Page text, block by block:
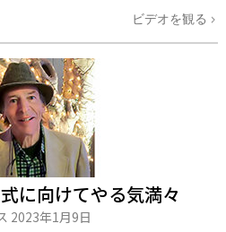
ビデオを観る
に向けてやる気満々
2023年1月9日